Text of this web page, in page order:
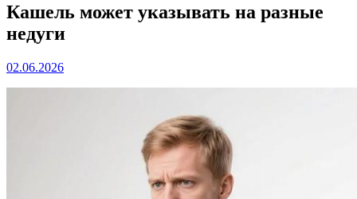
Кашель может указывать на разные
недуги
02.06.2026